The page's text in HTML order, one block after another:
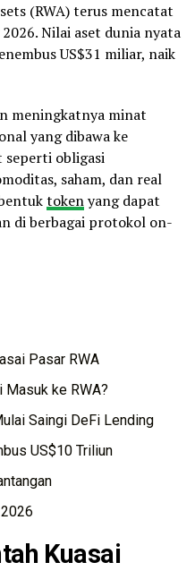
(RWA) terus mencatat
Nilai aset dunia nyata
US$31 miliar, naik
meningkatnya minat
yang dibawa ke
seperti obligasi
saham, dan real
tokenyang dapat
di berbagai protokol on-
Pasar RWA
ke RWA?
Saingi DeFi Lending
US$10 Triliun
Kuasai